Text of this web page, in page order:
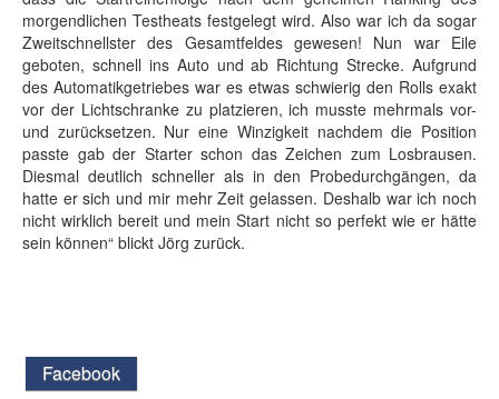
morgendlichen Testheats festgelegt wird. Also war ich da sogar
Zweitschnellster des Gesamtfeldes gewesen! Nun war Eile
geboten, schnell ins Auto und ab Richtung Strecke. Aufgrund
des Automatikgetriebes war es etwas schwierig den Rolls exakt
vor der Lichtschranke zu platzieren, ich musste mehrmals vor-
und zurücksetzen. Nur eine Winzigkeit nachdem die Position
passte gab der Starter schon das Zeichen zum Losbrausen.
Diesmal deutlich schneller als in den Probedurchgängen, da
hatte er sich und mir mehr Zeit gelassen. Deshalb war ich noch
nicht wirklich bereit und mein Start nicht so perfekt wie er hätte
sein können“ blickt Jörg zurück.
Facebook